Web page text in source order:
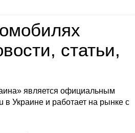
статьи,
является официальным
в Украине и работает на рынке с